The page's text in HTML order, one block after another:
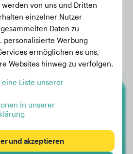
3 Jahre, 10 Monate
Rüde
Cane Corso
Äfrikha
von uns und Dritten
einzelner Nutzer
Daten zu
personalisierte Werbung
ermöglichen es uns,
Websites hinweg zu verfolgen.
Liste unserer
in unserer
und akzeptieren